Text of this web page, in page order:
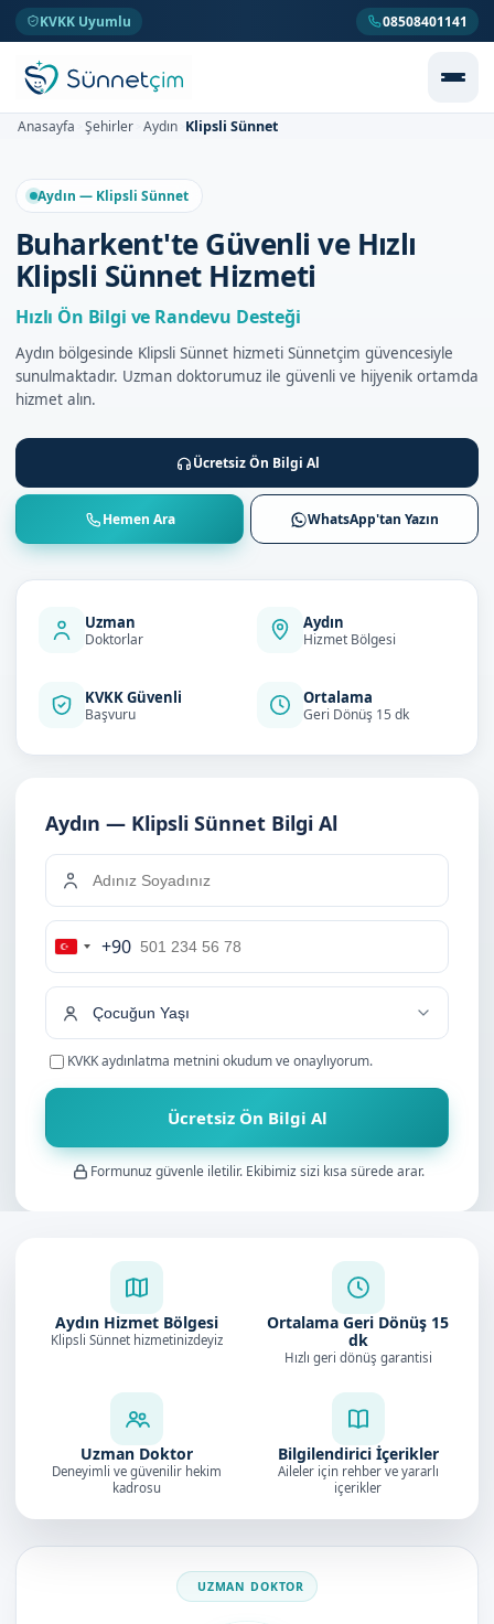
KVKK Uyumlu 08508401141
Anasayfa Şehirler Aydın Klipsli Sünnet
Aydın — Klipsli Sünnet
Buharkent'te Güvenli ve Hızlı
Klipsli Sünnet Hizmeti
Hızlı Ön Bilgi ve Randevu Desteği
Aydın bölgesinde Klipsli Sünnet hizmeti Sünnetçim güvencesiyle
sunulmaktadır. Uzman doktorumuz ile güvenli ve hijyenik ortamda
hizmet alın.
Ücretsiz Ön Bilgi Al
Hemen Ara WhatsApp'tan Yazın
Uzman
Doktorlar
Aydın
Hizmet Bölgesi
KVKK Güvenli
Başvuru
Ortalama
Geri Dönüş 15 dk
Aydın — Klipsli Sünnet Bilgi Al
Turkey
+90
+90
KVKK aydınlatma metnini okudum ve onaylıyorum.
Ücretsiz Ön Bilgi Al
Formunuz güvenle iletilir. Ekibimiz sizi kısa sürede arar.
Aydın Hizmet Bölgesi
Klipsli Sünnet hizmetinizdeyiz
Ortalama Geri Dönüş 15
dk
Hızlı geri dönüş garantisi
Uzman Doktor
Deneyimli ve güvenilir hekim
kadrosu
Bilgilendirici İçerikler
Aileler için rehber ve yararlı
içerikler
Doktorumuz